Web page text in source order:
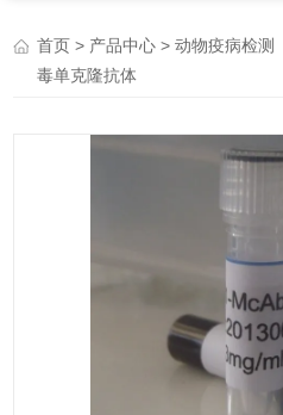
首页 > 产品中心 >动物疫病检测
毒单克隆抗体